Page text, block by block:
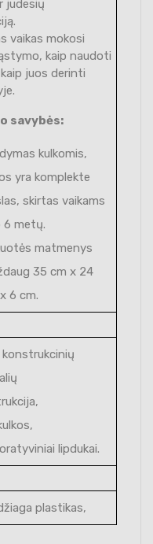
judesių
vaikas mokosi
kaip naudoti
juos derinti
savybės:
kulkomis,
yra komplekte
skirtas vaikams
6 metų.
matmenys
35 cm x 24
6 cm.
konstrukcinių
lipdukai.
plastikas,